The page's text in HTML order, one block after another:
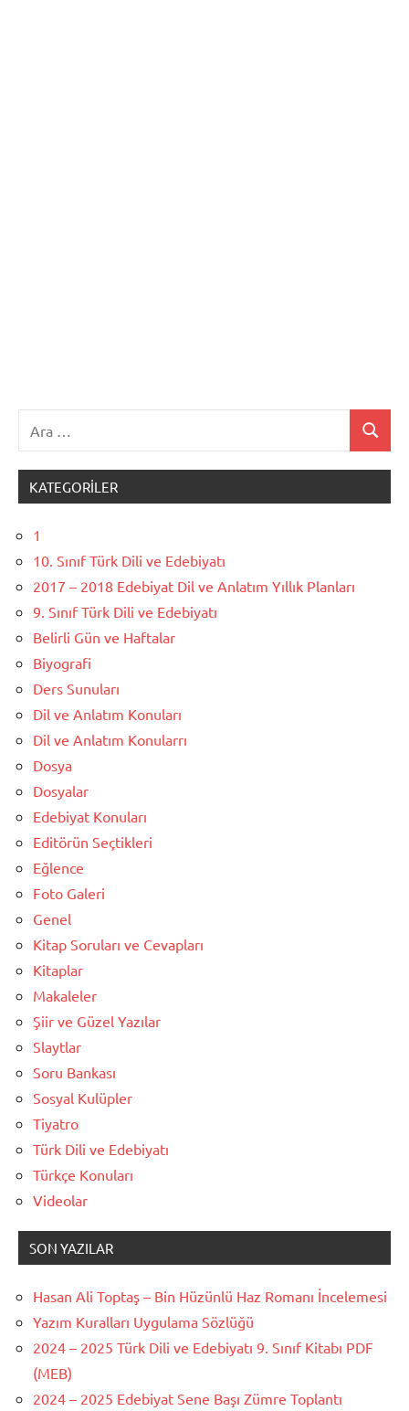
Ara
KATEGORILER
1
10. Sınıf Türk Dili ve Edebiyatı
2017 – 2018 Edebiyat Dil ve Anlatım Yıllık Planları
9. Sınıf Türk Dili ve Edebiyatı
Belirli Gün ve Haftalar
Biyografi
Ders Sunuları
Dil ve Anlatım Konuları
Dil ve Anlatım Konularrı
Dosya
Dosyalar
Edebiyat Konuları
Editörün Seçtikleri
Eğlence
Foto Galeri
Genel
Kitap Soruları ve Cevapları
Kitaplar
Makaleler
Şiir ve Güzel Yazılar
Slaytlar
Soru Bankası
Sosyal Kulüpler
Tiyatro
Türk Dili ve Edebiyatı
Türkçe Konuları
Videolar
SON YAZILAR
Hasan Ali Toptaş – Bin Hüzünlü Haz Romanı İncelemesi
Yazım Kuralları Uygulama Sözlüğü
2024 – 2025 Türk Dili ve Edebiyatı 9. Sınıf Kitabı PDF
(MEB)
2024 – 2025 Edebiyat Sene Başı Zümre Toplantı